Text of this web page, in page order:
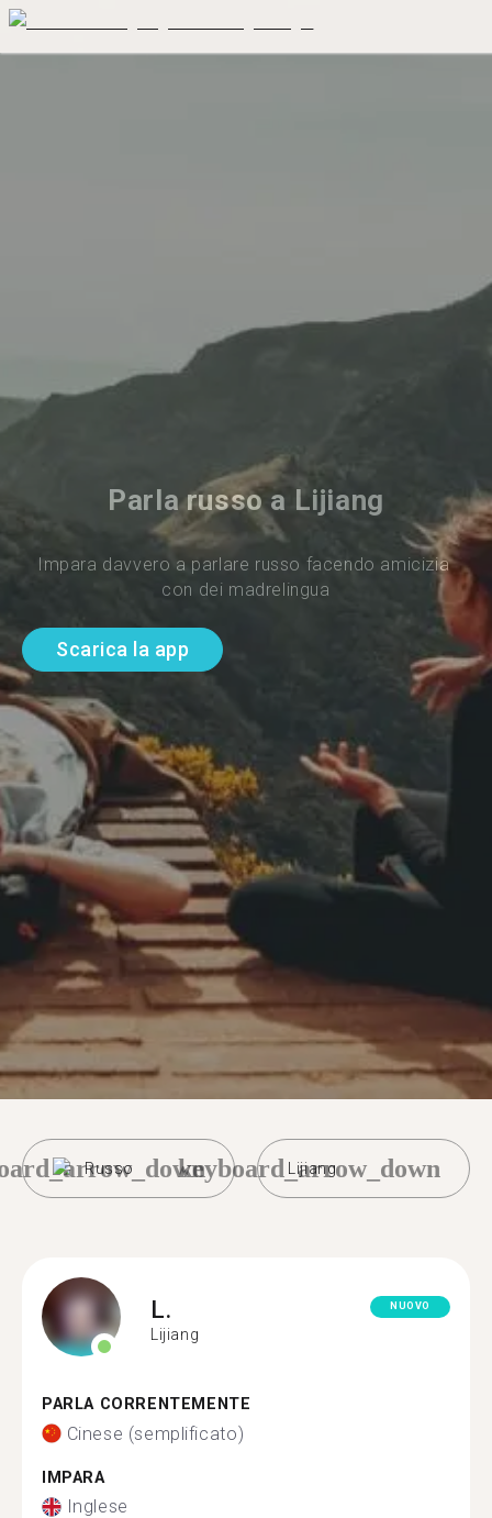
Parla russo a Lijiang
Impara davvero a parlare russo facendo amicizia
con dei madrelingua
Scarica la app
Russo Lijiang
keyboard_arrow_down
L.
Lijiang
NUOVO
PARLA CORRENTEMENTE
Cinese (semplificato)
IMPARA
Inglese